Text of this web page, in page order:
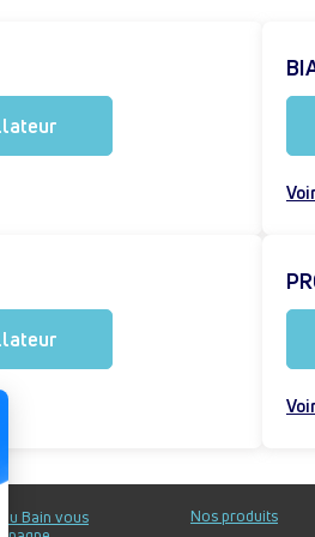
du Bain vous
Nos produits